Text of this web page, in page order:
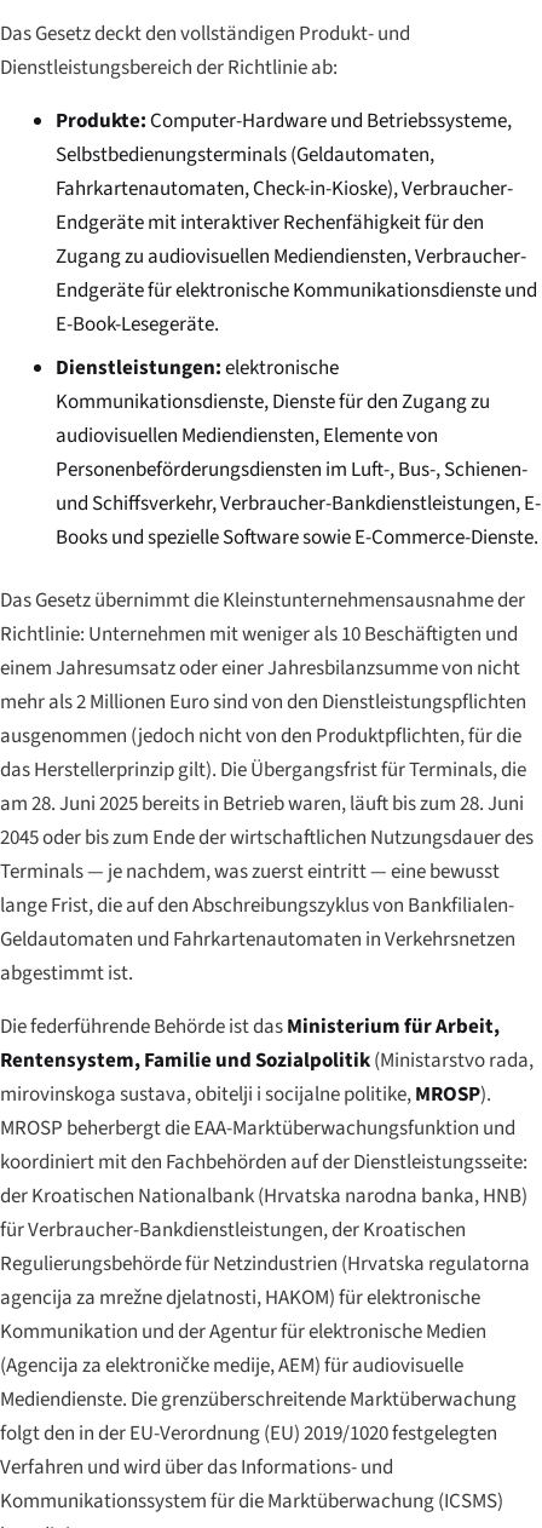
Das Gesetz deckt den vollständigen Produkt- und
Dienstleistungsbereich der Richtlinie ab:
Produkte:Computer-Hardware und Betriebssysteme,
Selbstbedienungsterminals (Geldautomaten,
Fahrkartenautomaten, Check-in-Kioske), Verbraucher-
Endgeräte mit interaktiver Rechenfähigkeit für den
Zugang zu audiovisuellen Mediendiensten, Verbraucher-
Endgeräte für elektronische Kommunikationsdienste und
E-Book-Lesegeräte.
Dienstleistungen:elektronische
Kommunikationsdienste, Dienste für den Zugang zu
audiovisuellen Mediendiensten, Elemente von
Personenbeförderungsdiensten im Luft-, Bus-, Schienen-
und Schiffsverkehr, Verbraucher-Bankdienstleistungen, E-
Books und spezielle Software sowie E-Commerce-Dienste.
Das Gesetz übernimmt die Kleinstunternehmensausnahme der
Richtlinie: Unternehmen mit weniger als 10 Beschäftigten und
einem Jahresumsatz oder einer Jahresbilanzsumme von nicht
mehr als 2 Millionen Euro sind von den Dienstleistungspflichten
ausgenommen (jedoch nicht von den Produktpflichten, für die
das Herstellerprinzip gilt). Die Übergangsfrist für Terminals, die
am 28. Juni 2025 bereits in Betrieb waren, läuft bis zum 28. Juni
2045 oder bis zum Ende der wirtschaftlichen Nutzungsdauer des
Terminals — je nachdem, was zuerst eintritt — eine bewusst
lange Frist, die auf den Abschreibungszyklus von Bankfilialen-
Geldautomaten und Fahrkartenautomaten in Verkehrsnetzen
abgestimmt ist.
Die federführende Behörde ist dasMinisterium für Arbeit,
Rentensystem, Familie und Sozialpolitik(Ministarstvo rada,
mirovinskoga sustava, obitelji i socijalne politike,MROSP).
MROSP beherbergt die EAA-Marktüberwachungsfunktion und
koordiniert mit den Fachbehörden auf der Dienstleistungsseite:
der Kroatischen Nationalbank (Hrvatska narodna banka, HNB)
für Verbraucher-Bankdienstleistungen, der Kroatischen
Regulierungsbehörde für Netzindustrien (Hrvatska regulatorna
agencija za mrežne djelatnosti, HAKOM) für elektronische
Kommunikation und der Agentur für elektronische Medien
(Agencija za elektroničke medije, AEM) für audiovisuelle
Mediendienste. Die grenzüberschreitende Marktüberwachung
folgt den in der EU-Verordnung (EU) 2019/1020 festgelegten
Verfahren und wird über das Informations- und
Kommunikationssystem für die Marktüberwachung (ICSMS)